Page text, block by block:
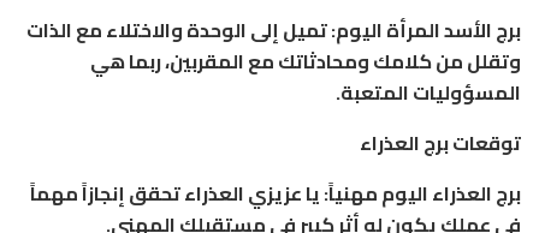
برج الأسد المرأة اليوم: تميل إلى الوحدة والاختلاء مع الذات
وتقلل من كلامك ومحادثاتك مع المقربين، ربما هي
المسؤوليات المتعبة.
توقعات برج العذراء
برج العذراء اليوم مهنياً: يا عزيزي العذراء تحقق إنجازاً مهماً
في عملك يكون له أثر كبير في مستقبلك المهني.